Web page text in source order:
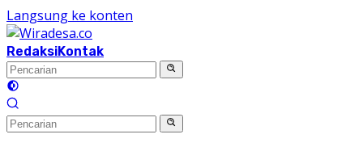
Langsung ke konten
RedaksiKontak